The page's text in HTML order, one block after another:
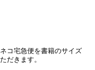
コ宅急便を書籍のサイズ
だきます。